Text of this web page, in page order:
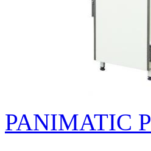
PANIMATIC